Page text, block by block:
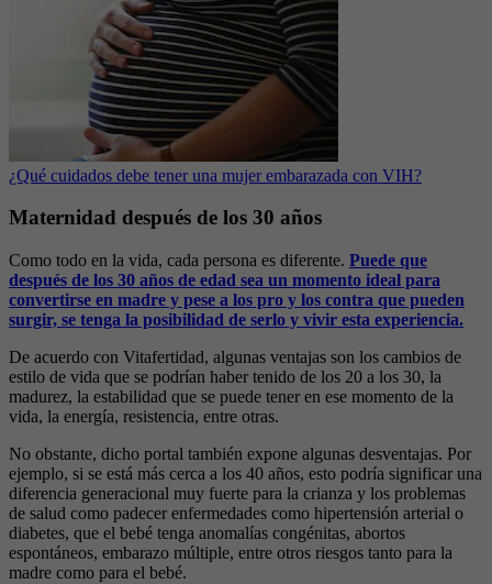
¿Qué cuidados debe tener una mujer embarazada con VIH?
Maternidad después de los 30 años
Como todo en la vida, cada persona es diferente. Puede que
después de los 30 años de edad sea un momento ideal para
convertirse en madre y pese a los pro y los contra que pueden
surgir, se tenga la posibilidad de serlo y vivir esta experiencia.
De acuerdo con Vitafertidad, algunas ventajas son los cambios de
estilo de vida que se podrían haber tenido de los 20 a los 30, la
madurez, la estabilidad que se puede tener en ese momento de la
vida, la energía, resistencia, entre otras.
No obstante, dicho portal también expone algunas desventajas. Por
ejemplo, si se está más cerca a los 40 años, esto podría significar una
diferencia generacional muy fuerte para la crianza y los problemas
de salud como padecer enfermedades como hipertensión arterial o
diabetes, que el bebé tenga anomalías congénitas, abortos
espontáneos, embarazo múltiple, entre otros riesgos tanto para la
madre como para el bebé.